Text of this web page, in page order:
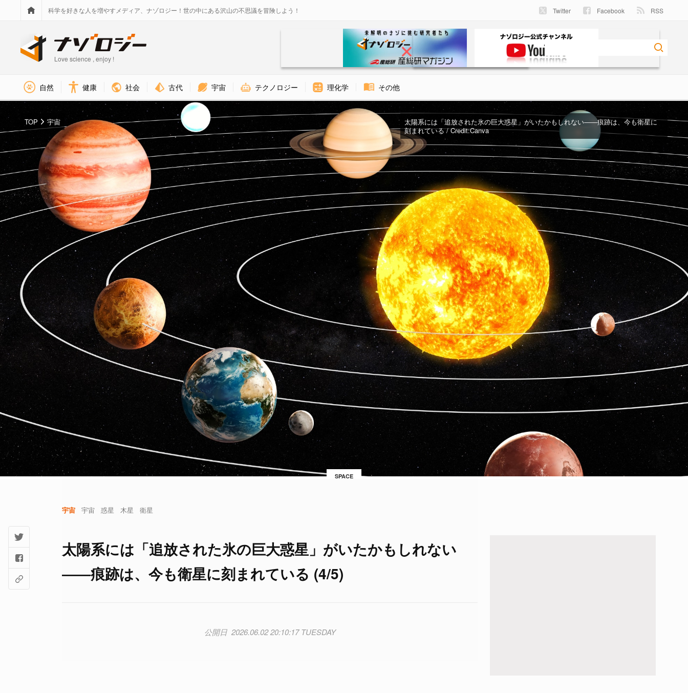
科学を好きな人を増やすメディア、ナゾロジー！世の中にある沢山の不思議を冒険しよう！ Twitter Facebook RSS
Love science , enjoy !
自然 健康 社会 古代 宇宙 テクノロジー 理化学 その他
太陽系には「追放された氷の巨大惑星」がいたかもしれない――痕跡は、今も衛星に
刻まれている / Credit:Canva
SPACE
TOP 宇宙
宇宙 宇宙 惑星 木星 衛星
太陽系には「追放された氷の巨大惑星」がいたかもしれない
――痕跡は、今も衛星に刻まれている (4/5)
2026.06.02 20:10:17 TUESDAY